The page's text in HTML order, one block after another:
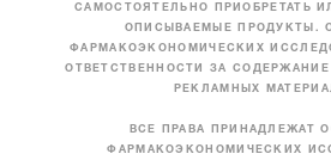
САМОСТОЯТЕЛЬНО ПРИОБРЕТАТЬ
ОПИСЫВАЕМЫЕ ПРОДУКТЫ.
ФАРМАКОЭКОНОМИЧЕСКИХ
ОТВЕТСТВЕННОСТИ ЗА
РЕКЛАМНЫХ
ВСЕ ПРАВА ПРИНАДЛЕЖАТ
ФАРМАКОЭКОНОМИЧЕСКИХ